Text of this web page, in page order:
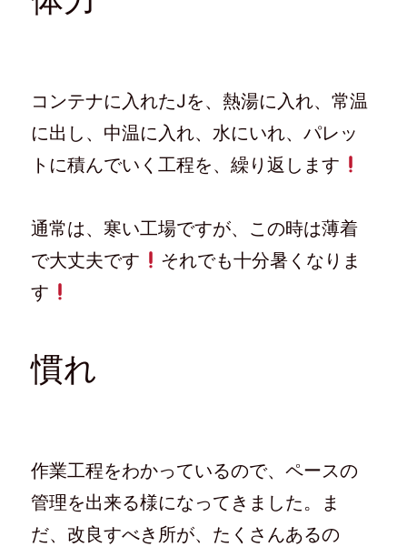
コンテナに入れたJを、熱湯に入れ、常温
に出し、中温に入れ、水にいれ、パレッ
トに積んでいく工程を、繰り返します
通常は、寒い工場ですが、この時は薄着
で大丈夫です
それでも十分暑くなりま
す
慣れ
作業工程をわかっているので、ペースの
管理を出来る様になってきました。ま
だ、改良すべき所が、たくさんあるの